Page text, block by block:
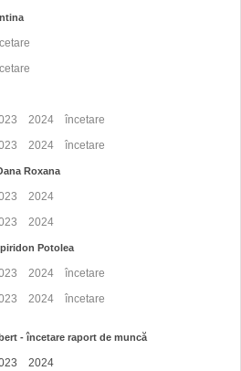
2024 încetare
2024 încetare
Roxana
2024
2024
Potolea
2024 încetare
2024 încetare
- încetare raport de muncă
2024